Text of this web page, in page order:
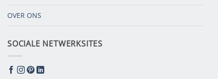
OVER ONS
SOCIALE NETWERKSITES